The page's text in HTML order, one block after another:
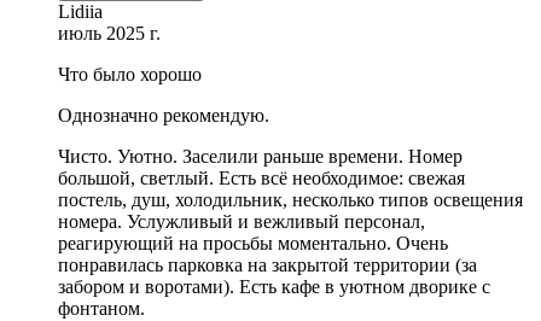
Lidiia
июль 2025 г.
Что было хорошо
Однозначно рекомендую.
Чисто. Уютно. Заселили раньше времени. Номер
большой, светлый. Есть всё необходимое: свежая
постель, душ, холодильник, несколько типов освещения
номера. Услужливый и вежливый персонал,
реагирующий на просьбы моментально. Очень
понравилась парковка на закрытой территории (за
забором и воротами). Есть кафе в уютном дворике с
фонтаном.